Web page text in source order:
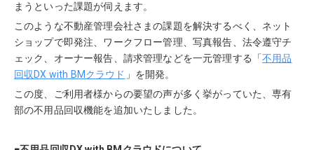
まうといった課題が伺えます。
このような不動産管理会社さまの課題を解決するべく、ネット
ショップで即発注、ワークフロー管理、写真報告、法令遵守チ
ェック、オーナー報告、請求管理などを一元管理する「不用品
回収DX with BMクラウド 」を開発。
この度、ご利用者様からの要望の声が多く挙がっていた、専有
部の不用品回収機能を追加いたしました。